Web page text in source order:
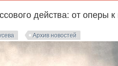
действа: от оперы к
Архив новостей